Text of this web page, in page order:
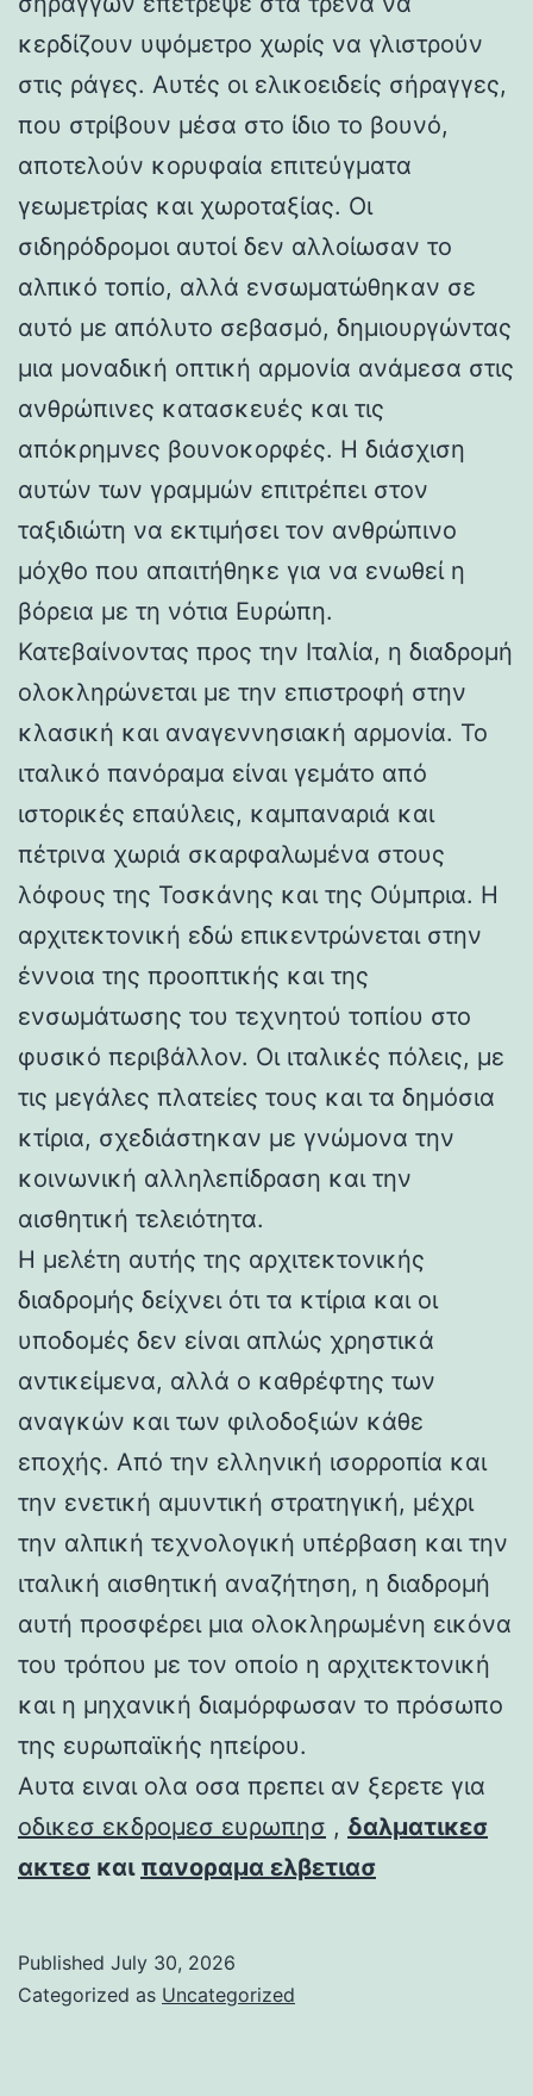
κερδίζουν υψόμετρο χωρίς να γλιστρούν
στις ράγες. Αυτές οι ελικοειδείς σήραγγες,
που στρίβουν μέσα στο ίδιο το βουνό,
αποτελούν κορυφαία επιτεύγματα
γεωμετρίας και χωροταξίας. Οι
σιδηρόδρομοι αυτοί δεν αλλοίωσαν το
αλπικό τοπίο, αλλά ενσωματώθηκαν σε
αυτό με απόλυτο σεβασμό, δημιουργώντας
μια μοναδική οπτική αρμονία ανάμεσα στις
ανθρώπινες κατασκευές και τις
απόκρημνες βουνοκορφές. Η διάσχιση
αυτών των γραμμών επιτρέπει στον
ταξιδιώτη να εκτιμήσει τον ανθρώπινο
μόχθο που απαιτήθηκε για να ενωθεί η
βόρεια με τη νότια Ευρώπη.
Κατεβαίνοντας προς την Ιταλία, η διαδρομή
ολοκληρώνεται με την επιστροφή στην
κλασική και αναγεννησιακή αρμονία. Το
ιταλικό πανόραμα είναι γεμάτο από
ιστορικές επαύλεις, καμπαναριά και
πέτρινα χωριά σκαρφαλωμένα στους
λόφους της Τοσκάνης και της Ούμπρια. Η
αρχιτεκτονική εδώ επικεντρώνεται στην
έννοια της προοπτικής και της
ενσωμάτωσης του τεχνητού τοπίου στο
φυσικό περιβάλλον. Οι ιταλικές πόλεις, με
τις μεγάλες πλατείες τους και τα δημόσια
κτίρια, σχεδιάστηκαν με γνώμονα την
κοινωνική αλληλεπίδραση και την
αισθητική τελειότητα.
Η μελέτη αυτής της αρχιτεκτονικής
διαδρομής δείχνει ότι τα κτίρια και οι
υποδομές δεν είναι απλώς χρηστικά
αντικείμενα, αλλά ο καθρέφτης των
αναγκών και των φιλοδοξιών κάθε
εποχής. Από την ελληνική ισορροπία και
την ενετική αμυντική στρατηγική, μέχρι
την αλπική τεχνολογική υπέρβαση και την
ιταλική αισθητική αναζήτηση, η διαδρομή
αυτή προσφέρει μια ολοκληρωμένη εικόνα
του τρόπου με τον οποίο η αρχιτεκτονική
και η μηχανική διαμόρφωσαν το πρόσωπο
της ευρωπαϊκής ηπείρου.
Αυτα ειναι ολα οσα πρεπει αν ξερετε για
οδικεσ εκδρομεσ ευρωπησ , δαλματικεσ
ακτεσ και πανοραμα ελβετιασ
Published July 30, 2026
Categorized as Uncategorized